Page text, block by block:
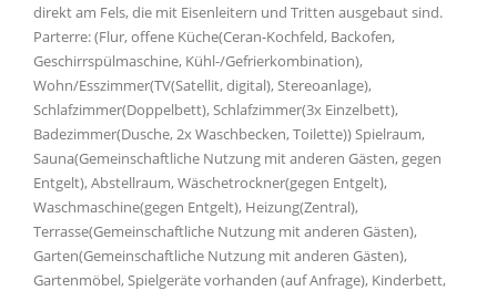
direkt am Fels, die mit Eisenleitern und Tritten ausgebaut sind.
Parterre: (Flur, offene Küche(Ceran-Kochfeld, Backofen,
Geschirrspülmaschine, Kühl-/Gefrierkombination),
Wohn/Esszimmer(TV(Satellit, digital), Stereoanlage),
Schlafzimmer(Doppelbett), Schlafzimmer(3x Einzelbett),
Badezimmer(Dusche, 2x Waschbecken, Toilette)) Spielraum,
Sauna(Gemeinschaftliche Nutzung mit anderen Gästen, gegen
Entgelt), Abstellraum, Wäschetrockner(gegen Entgelt),
Waschmaschine(gegen Entgelt), Heizung(Zentral),
Terrasse(Gemeinschaftliche Nutzung mit anderen Gästen),
Garten(Gemeinschaftliche Nutzung mit anderen Gästen),
Gartenmöbel, Spielgeräte vorhanden (auf Anfrage), Kinderbett,